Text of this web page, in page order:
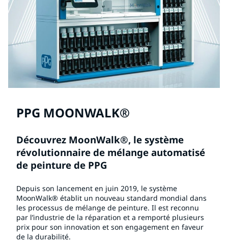
PPG MOONWALK®
Découvrez MoonWalk®, le système
révolutionnaire de mélange automatisé
de peinture de PPG
Depuis son lancement en juin 2019, le système
MoonWalk® établit un nouveau standard mondial dans
les processus de mélange de peinture. Il est reconnu
par l’industrie de la réparation et a remporté plusieurs
prix pour son innovation et son engagement en faveur
de la durabilité.